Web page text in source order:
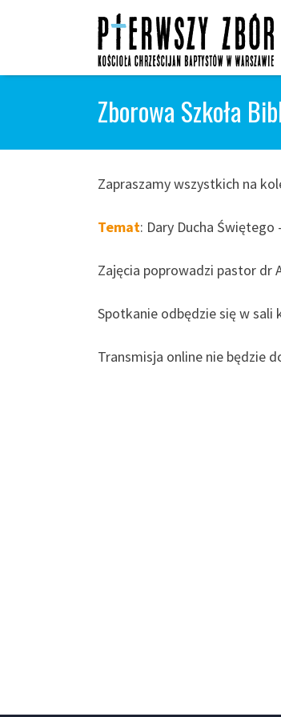
Zborowa Szkoła
Zapraszamy wszystkich na
Temat: Dary Ducha Świętego
Zajęcia poprowadzi pastor dr
Spotkanie odbędzie się w sali
Transmisja online nie będzie